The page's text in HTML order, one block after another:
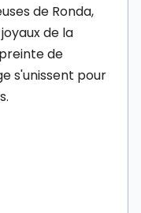
de Ronda,
de la
de
s'unissent pour